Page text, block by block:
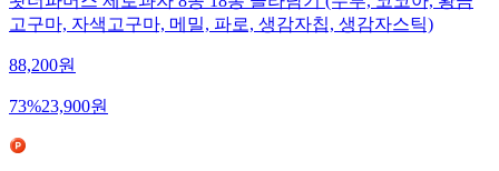
왓더파머스 제로과자 8종 18봉 골라담기 (두부, 코코아, 황금
고구마, 자색고구마, 메밀, 파로, 생감자칩, 생감자스틱)
88,200원
73%23,900원